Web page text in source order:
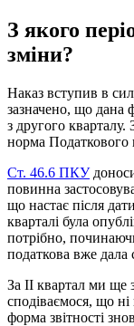
З якого
зміни?
Наказ вступив в
зазначено, що дана
з другого кварталу.
норма Податкового
Ст. 46.6 ПКУ
повинна
що настає після
кварталі була
потрібно,
податкова вже дала
За ІІ квартал ми ще
сподіваємося, що ні
форма звітності